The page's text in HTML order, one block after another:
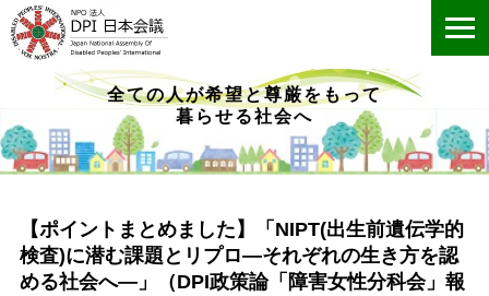
全ての人が希望と尊厳をもって
暮らせる社会へ
【ポイントまとめました】「NIPT(出生前遺伝学的
検査)に潜む課題とリプロ―それぞれの生き方を認
める社会へ―」（DPI政策論「障害女性分科会」報